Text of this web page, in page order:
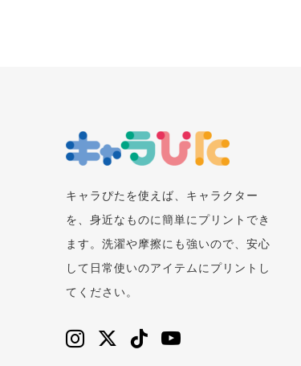
キャラぴたを使えば、キャラクター
を、身近なものに簡単にプリントでき
ます。洗濯や摩擦にも強いので、安心
して日常使いのアイテムにプリントし
てください。